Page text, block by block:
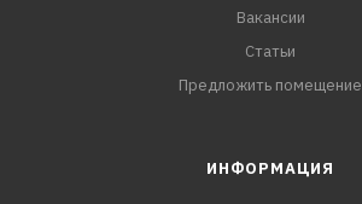
Вакансии
Статьи
Предложить помещение
ИНФОРМАЦИЯ